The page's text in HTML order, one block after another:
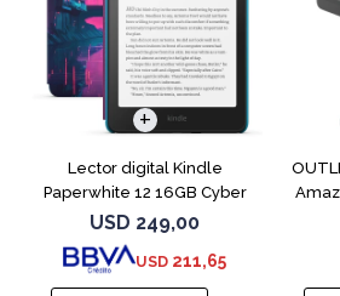
Lector digital Kindle
Paperwhite 12 16GB Cyber
City
USD 249,00
USD 211,65